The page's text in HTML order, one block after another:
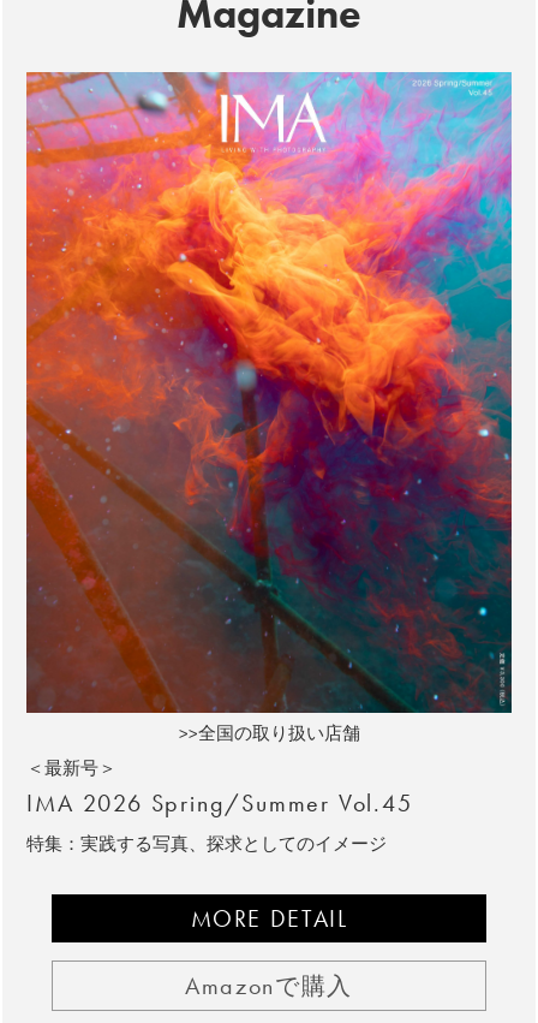
Magazine
>>全国の取り扱い店舗
＜最新号＞
IMA 2026 Spring/Summer Vol.45
特集：実践する写真、探求としてのイメージ
MORE DETAIL
Amazonで購入